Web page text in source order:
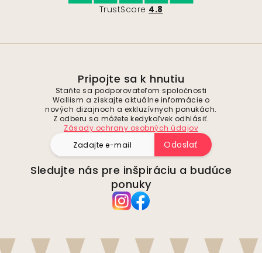
TrustScore 4.8
Pripojte sa k hnutiu
Staňte sa podporovateľom spoločnosti
Wallism a získajte aktuálne informácie o
nových dizajnoch a exkluzívnych ponukách.
Z odberu sa môžete kedykoľvek odhlásiť.
Zásady ochrany osobných údajov
Odoslať
Sledujte nás pre inšpiráciu a budúce
ponuky